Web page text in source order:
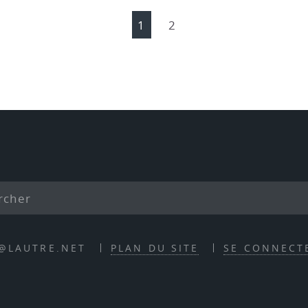
1 2
PLAN DU SITE SE